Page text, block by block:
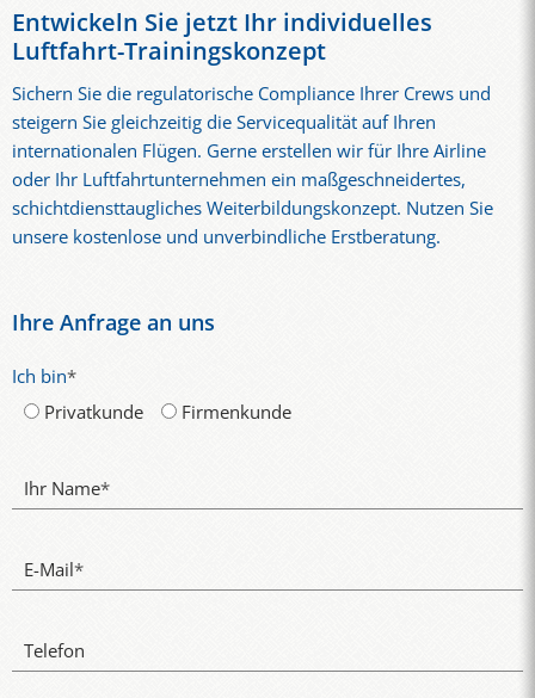
Bodenpersonal. Für ein passendes Konzept können Airlines,
Flughafenbetreiber und Luftfahrtunternehmen eine
unverbindliche Beratung anfragen.
Entwickeln Sie jetzt Ihr individuelles
Luftfahrt-Trainingskonzept
Sichern Sie die regulatorische Compliance Ihrer Crews und
steigern Sie gleichzeitig die Servicequalität auf Ihren
internationalen Flügen. Gerne erstellen wir für Ihre Airline
oder Ihr Luftfahrtunternehmen ein maßgeschneidertes,
schichtdiensttaugliches Weiterbildungskonzept. Nutzen Sie
unsere kostenlose und unverbindliche Erstberatung.
Ihre Anfrage an uns
Ich bin*
Privatkunde
Firmenkunde
Ihr Name*
E-Mail*
Telefon